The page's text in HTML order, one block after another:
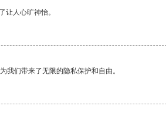
让人心旷神怡。
我们带来了无限的隐私保护和自由。